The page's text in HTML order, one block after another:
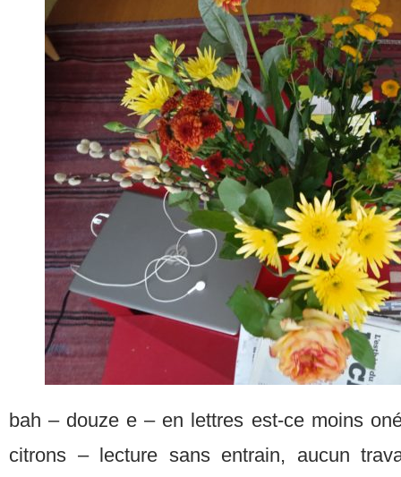
bah – douze e – en lettres est-ce moins
citrons – lecture sans entrain, aucun